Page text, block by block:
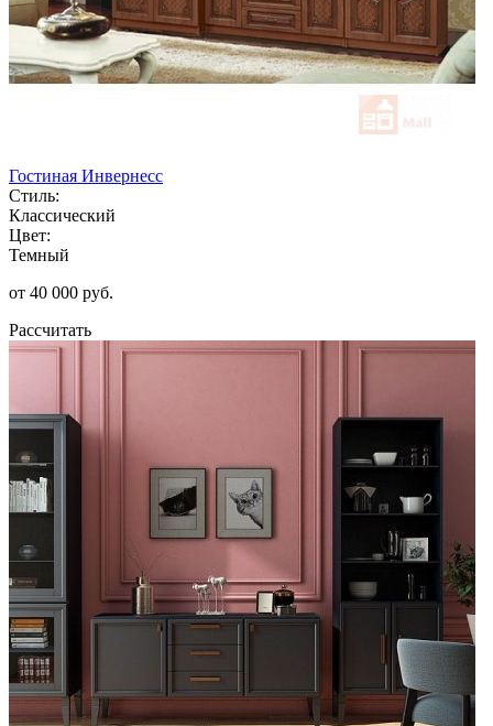
Гостиная Инвернесс
Стиль:
Классический
Цвет:
Темный
от 40 000 руб.
Рассчитать